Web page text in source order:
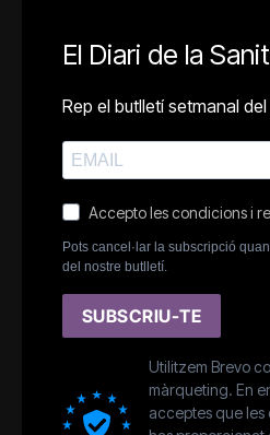
El Diari de la
Rep el butlletí setmanal
Accepto les condicions i
Pots cancel·lar la subscripció
del nostre butlletí.
SUBSCRIU-TE
Utilitzem Brevo
màrqueting. En
acceptes que